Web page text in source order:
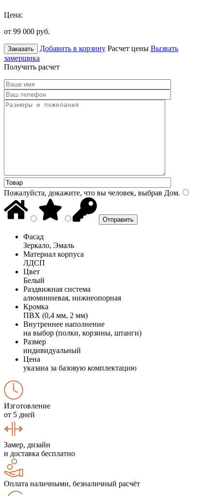
Цена:
от 99 000 руб.
Заказать Добавить в корзину Расчет цены Вызвать
замерщика
Получить расчет
Пожалуйста, докажите, что вы человек, выбрав Дом.
Фасад
Зеркало, Эмаль
Материал корпуса
ЛДСП
Цвет
Белый
Раздвижная система
алюминиевая, нижнеопорная
Кромка
ПВХ (0,4 мм, 2 мм)
Внутреннее наполнение
на выбор (полки, корзины, штанги)
Размер
индивидуальный
Цена
указана за базовую комплектацию
Изготовление
от 5 дней
Замер, дизайн
и доставка бесплатно
Оплата наличными, безналичный расчёт